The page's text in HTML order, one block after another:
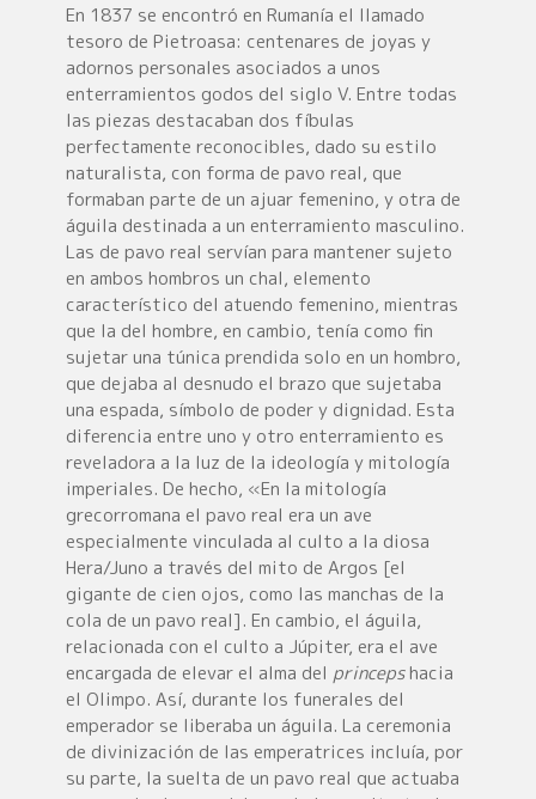
En 1837 se encontró en Rumanía el llamado
tesoro de Pietroasa: centenares de joyas y
adornos personales asociados a unos
enterramientos godos del siglo V. Entre todas
las piezas destacaban dos fíbulas
perfectamente reconocibles, dado su estilo
naturalista, con forma de pavo real, que
formaban parte de un ajuar femenino, y otra de
águila destinada a un enterramiento masculino.
Las de pavo real servían para mantener sujeto
en ambos hombros un chal, elemento
característico del atuendo femenino, mientras
que la del hombre, en cambio, tenía como fin
sujetar una túnica prendida solo en un hombro,
que dejaba al desnudo el brazo que sujetaba
una espada, símbolo de poder y dignidad. Esta
diferencia entre uno y otro enterramiento es
reveladora a la luz de la ideología y mitología
imperiales. De hecho, «En la mitología
grecorromana el pavo real era un ave
especialmente vinculada al culto a la diosa
Hera/Juno a través del mito de Argos [el
gigante de cien ojos, como las manchas de la
cola de un pavo real]. En cambio, el águila,
relacionada con el culto a Júpiter, era el ave
encargada de elevar el alma del princepshacia
el Olimpo. Así, durante los funerales del
emperador se liberaba un águila. La ceremonia
de divinización de las emperatrices incluía, por
su parte, la suelta de un pavo real que actuaba